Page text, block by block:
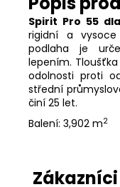
Spirit Pro 55
rigidní a
podlaha je
lepením.
odolnosti proti
střední
činí 25 let.
Balení: 3,902 m2